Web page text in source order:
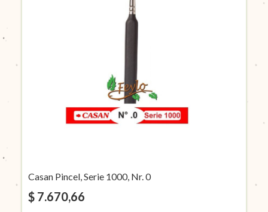
Casan Pincel, Serie 1000, Nr. 0
$ 7.670,66